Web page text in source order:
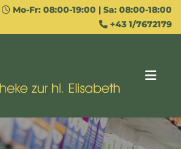
 Mo-Fr: 08:00-19:00 | Sa: 08:00-18:00
 +43 1/7672179